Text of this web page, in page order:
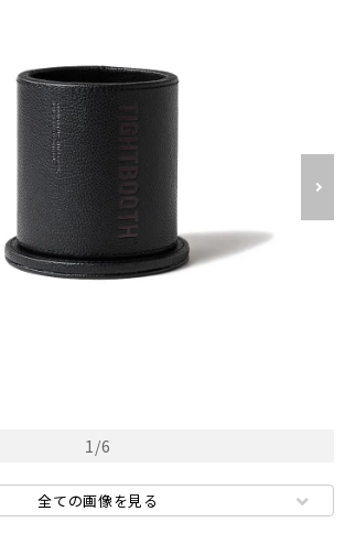
1/6
全ての画像を見る